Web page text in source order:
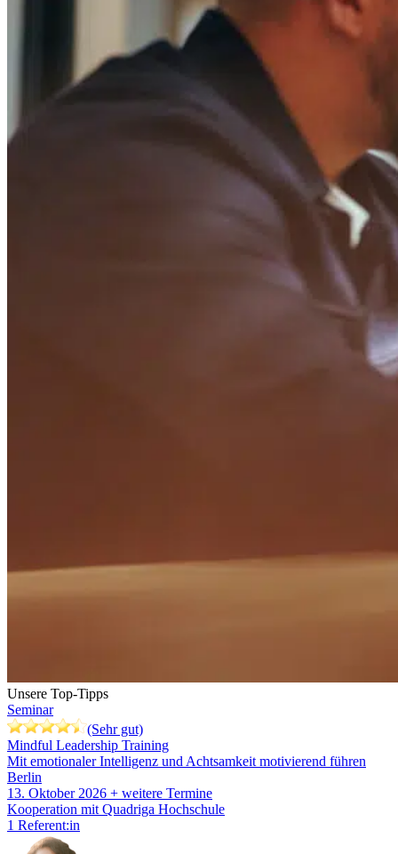
Unsere Top-Tipps
Seminar
(Sehr gut)
Mindful Leadership Training
Mit emotionaler Intelligenz und Achtsamkeit motivierend führen
Berlin
13. Oktober 2026 + weitere Termine
Kooperation mit Quadriga Hochschule
1 Referent:in